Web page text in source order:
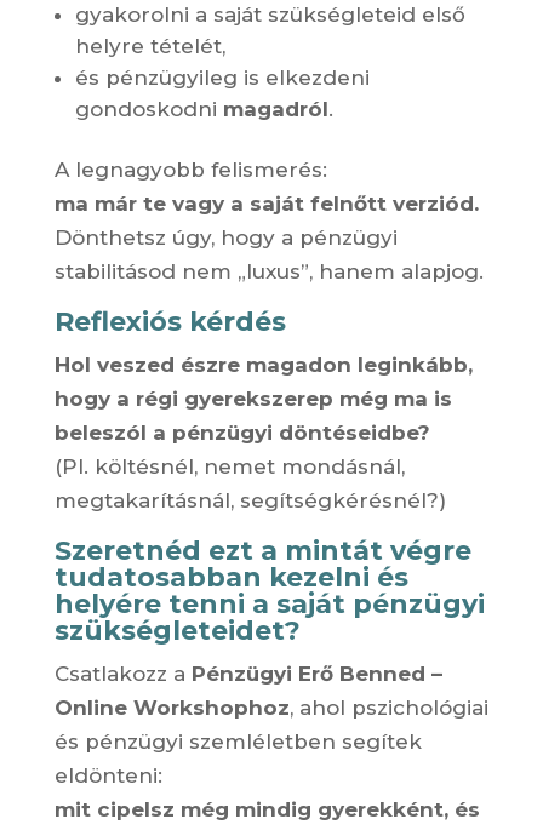
gyakorolni a saját szükségleteid első
helyre tételét,
és pénzügyileg is elkezdeni
gondoskodni magadról.
A legnagyobb felismerés:
ma már te vagy a saját felnőtt verziód.
Dönthetsz úgy, hogy a pénzügyi
stabilitásod nem „luxus”, hanem alapjog.
Reflexiós kérdés
Hol veszed észre magadon leginkább,
hogy a régi gyerekszerep még ma is
beleszól a pénzügyi döntéseidbe?
(Pl. költésnél, nemet mondásnál,
megtakarításnál, segítségkérésnél?)
Szeretnéd ezt a mintát végre
tudatosabban kezelni és
helyére tenni a saját pénzügyi
szükségleteidet?
Csatlakozz a Pénzügyi Erő Benned –
Online Workshophoz, ahol pszichológiai
és pénzügyi szemléletben segítek
eldönteni:
mit cipelsz még mindig gyerekként, és